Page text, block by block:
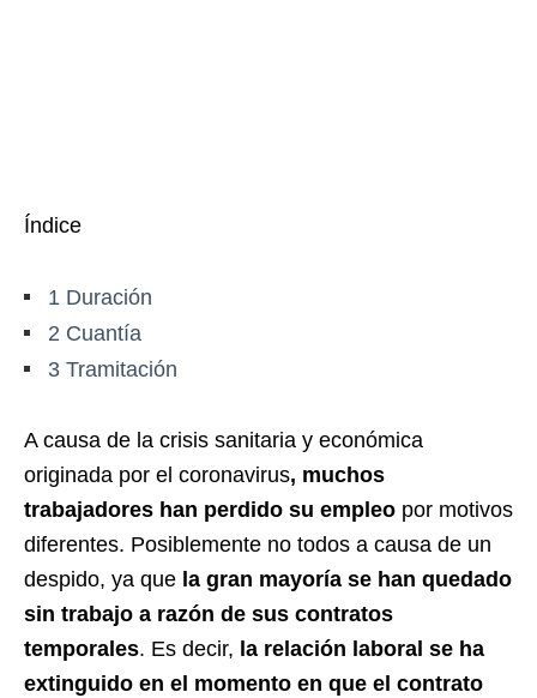
Índice
1 Duración
2 Cuantía
3 Tramitación
A causa de la crisis sanitaria y económica
originada por el coronavirus, muchos
trabajadores han perdido su empleo por motivos
diferentes. Posiblemente no todos a causa de un
despido, ya que la gran mayoría se han quedado
sin trabajo a razón de sus contratos
temporales. Es decir, la relación laboral se ha
extinguido en el momento en que el contrato